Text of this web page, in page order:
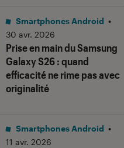
Prise en main du Samsung
Galaxy S26 : quand
efficacité ne rime pas avec
originalité
Smartphones Android •
30 avr. 2026
Smartphones Android •
11 avr. 2026